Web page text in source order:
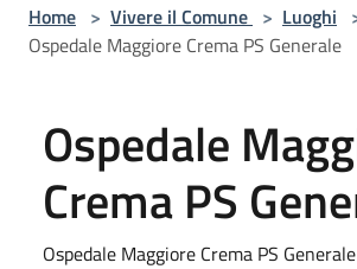
Home > Vivere il Comune > Luoghi
Ospedale Maggiore Crema PS Generale
Ospedale
Crema PS
Ospedale Maggiore Crema PS Generale